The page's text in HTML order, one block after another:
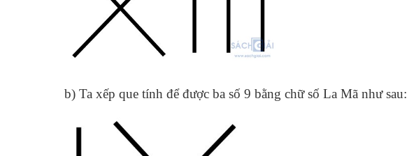
b) Ta xếp que tính để được ba số 9 bằng chữ số La Mã như sau: